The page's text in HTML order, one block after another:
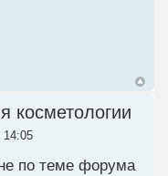
косметологии
14:05
по теме форума